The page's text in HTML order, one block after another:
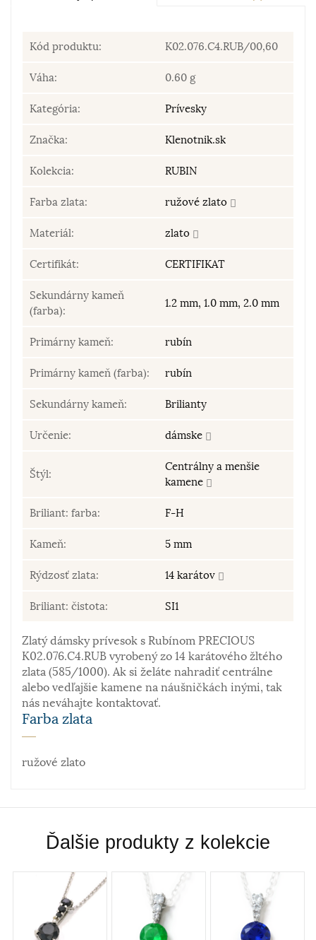
Kód produktu: K02.076.C4.RUB/00,60
Váha: 0.60 g
Kategória: Prívesky
Značka: Klenotnik.sk
Kolekcia: RUBIN
Farba zlata: ružové zlato
Materiál: zlato
Certifikát: CERTIFIKAT
Sekundárny kameň
(farba):
1.2 mm, 1.0 mm, 2.0 mm
Primárny kameň: rubín
Primárny kameň (farba): rubín
Sekundárny kameň: Brilianty
Určenie: dámske
Štýl:
Centrálny a menšie
kamene
Briliant: farba: F-H
Kameň: 5 mm
Rýdzosť zlata: 14 karátov
Briliant: čistota: SI1
Zlatý dámsky prívesok s Rubínom PRECIOUS
K02.076.C4.RUB vyrobený zo 14 karátového žltého
zlata (585/1000). Ak si želáte nahradiť centrálne
alebo vedľajšie kamene na náušničkách inými, tak
nás neváhajte kontaktovať.
Farba zlata
ružové zlato
Zlato patrí k najstarším kovom. Je to ušľachtilý, žltý,
stály a veľmi kujný kov známy už od staroveku, ktorý
zlato je príliš mäkké a šperky z neho zhotovené by
sa nehodili pre praktické použitie. Prímesi paládia
a niklu navyše sfarbujú vzniknutú zliatinu – vzniká
tak v súčasnosti dosť moderné biele zlato. Obsah
Ďalšie produkty z kolekcie